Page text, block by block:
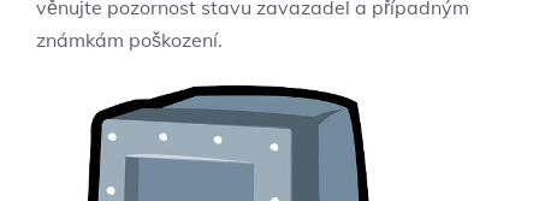
věnujte pozornost stavu zavazadel a případným
známkám poškození.